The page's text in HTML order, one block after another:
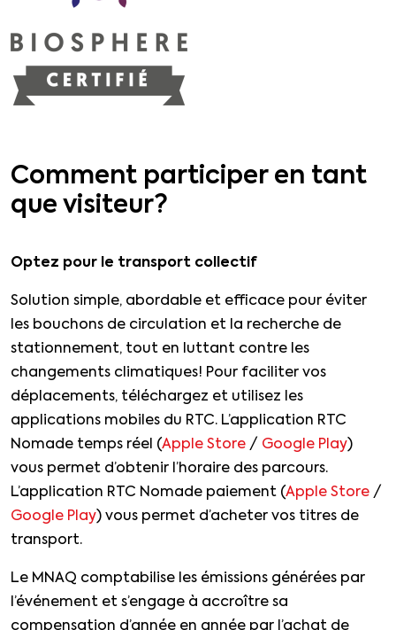
Comment participer en tant
que visiteur?
Optez pour le transport collectif
Solution simple, abordable et efficace pour éviter
les bouchons de circulation et la recherche de
stationnement, tout en luttant contre les
changements climatiques! Pour faciliter vos
déplacements, téléchargez et utilisez les
applications mobiles du RTC. L’application RTC
Nomade temps réel (Apple Store / Google Play)
vous permet d’obtenir l’horaire des parcours.
L’application RTC Nomade paiement (Apple Store /
Google Play) vous permet d’acheter vos titres de
transport.
Le MNAQ comptabilise les émissions générées par
l’événement et s’engage à accroître sa
compensation d’année en année par l’achat de